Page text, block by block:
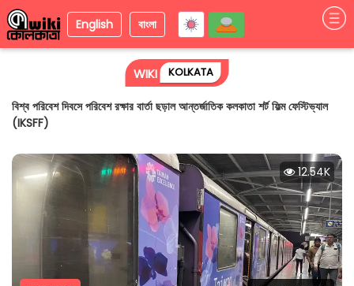
English বাংলা
WIKI KOLKATA
বিশ্ব পরিবেশ দিবসে পরিবেশ রক্ষার বার্তা ছড়াল আন্তর্জাতিক কলকাতা শর্ট ফিল্ম ফেস্টিভ্যাল
(IKSFF)
12.54K